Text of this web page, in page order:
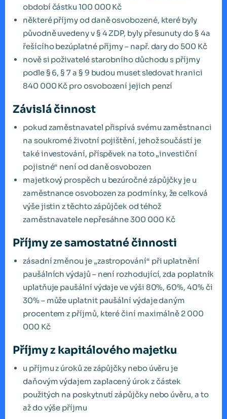
období částku 100 000 Kč
některé příjmy od daně osvobozené, které byly
původně uvedeny v § 4 ZDP, byly přesunuty do § 4a
řešícího bezúplatné příjmy – např. dary do 500 Kč
nově si poživatelé starobního důchodu s příjmy
podle § 6, § 7 a § 9 budou muset sledovat hranici
840 000 Kč pro osvobození jejich penzí
Závislá činnost
pokud zaměstnavatel přispívá svému zaměstnanci
na soukromé životní pojištění, jehož součástí je
také investování, příspěvek na toto „investiční
pojistné“ není od daně osvobozen
majetkový prospěch u bezúročné zápůjčky je u
zaměstnance osvobozen za podmínky, že celková
výše jistin z těchto zápůjček od téhož
zaměstnavatele nepřesáhne 300 000 Kč
Příjmy ze samostatné činnosti
zásadní změnou je „zastropování“ při uplatnění
paušálních výdajů – není rozhodující, zda poplatník
uplatňuje paušální výdaje ve výši 80%, 60%, 40% či
30% – může uplatnit paušální výdaje daným
procentem z příjmů, které činí maximálně 2 000
000 Kč
Příjmy z kapitálového majetku
u příjmu z úroků ze zápůjčky nebo úvěru je
daňovým výdajem zaplacený úrok z částek
použitých na poskytnutí zápůjčky nebo úvěru, a to
až do výše příjmu